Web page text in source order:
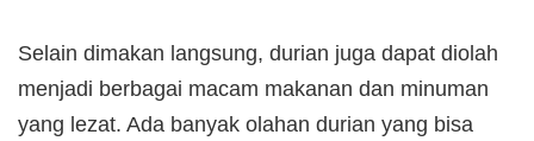
Selain dimakan langsung, durian juga dapat diolah
menjadi berbagai macam makanan dan minuman
yang lezat. Ada banyak olahan durian yang bisa